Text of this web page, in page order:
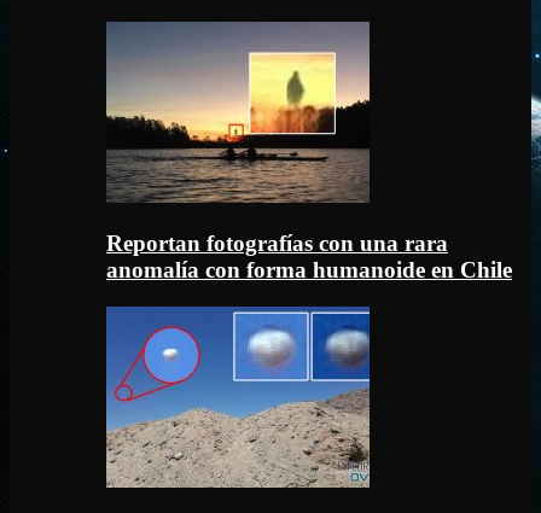
Reportan fotografías con una rara
anomalía con forma humanoide en Chile